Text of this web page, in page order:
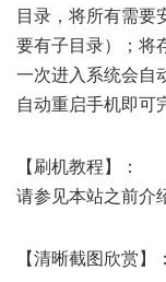
目录，将所有需要
要有子目录）；将
一次进入系统会自
自动重启手机即可
【刷机教程】：
请参见本站之前介
【清晰截图欣赏】：